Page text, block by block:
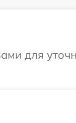
для